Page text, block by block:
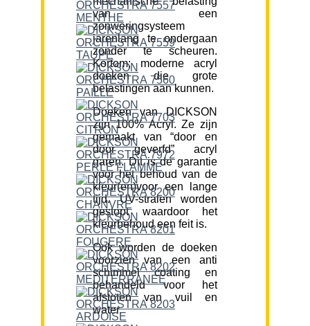
van een
zonweringsysteem
jarenlang te ondergaan
zonder te scheuren.
Kortom; moderne acryl
doeken die grote
belastingen aan kunnen.
Doeken van DICKSON
zijn 100% Acryl. Ze zijn
gemaakt van “door en
door geverfd” acryl
garen. Dit is de garantie
voor het behoud van de
kleur(en)voor een lange
tijd. UV-stralen worden
gestopt waardoor het
kleurbehoud een feit is.
Ook worden de doeken
voorzien van een anti
schimmel coating en
behandeld voor het
afstoten van vuil en
water.